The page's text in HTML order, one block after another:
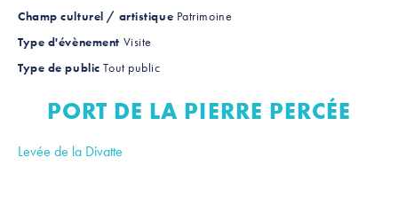
Champ culturel / artistique Patrimoine
Type d'évènement Visite
Type de publicTout public
PORT DE LA PIERRE PERCÉE
Levée de la Divatte